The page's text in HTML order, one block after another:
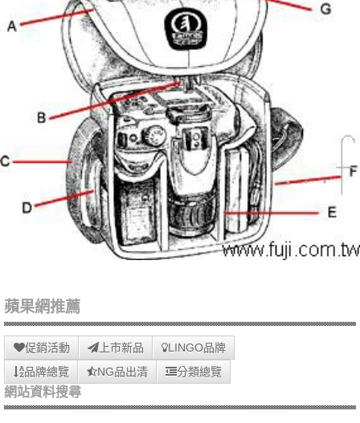
蘋果網推薦
促銷活動 上市新品
LINGO品牌
品牌總覽
NG品出清 分類總覽
網站資料搜尋